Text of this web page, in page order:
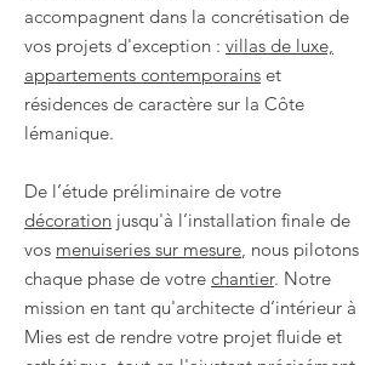
accompagnent dans la concrétisation de
vos projets d'exception : villas de luxe,
appartements contemporains et
résidences de caractère sur la Côte
lémanique.
De l’étude préliminaire de votre
décoration jusqu'à l’installation finale de
vos menuiseries sur mesure, nous pilotons
chaque phase de votre chantier. Notre
mission en tant qu'architecte d’intérieur à
Mies est de rendre votre projet fluide et